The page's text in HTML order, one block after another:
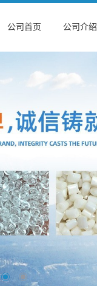
公司首页 公司介绍